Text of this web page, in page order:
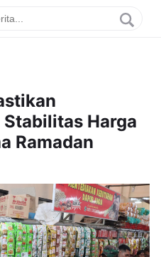
Harga
Ramadan